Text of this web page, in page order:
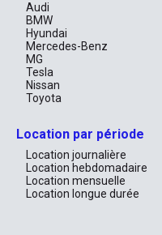
Audi
BMW
Hyundai
Mercedes-Benz
MG
Tesla
Nissan
Toyota
Location par période
Location journalière
Location hebdomadaire
Location mensuelle
Location longue durée